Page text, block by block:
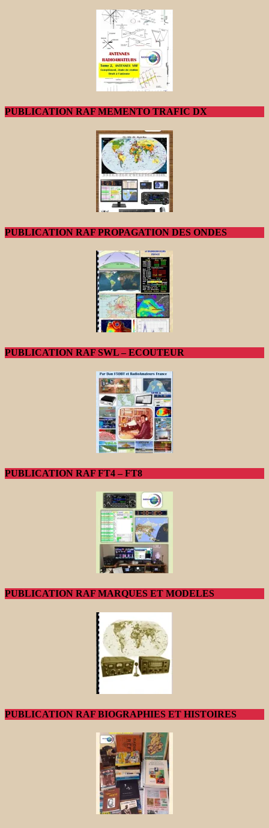
PUBLICATION RAF MEMENTO TRAFIC DX
PUBLICATION RAF PROPAGATION DES ONDES
PUBLICATION RAF SWL – ECOUTEUR
PUBLICATION RAF FT4 – FT8
PUBLICATION RAF MARQUES ET MODELES
PUBLICATION RAF BIOGRAPHIES ET HISTOIRES